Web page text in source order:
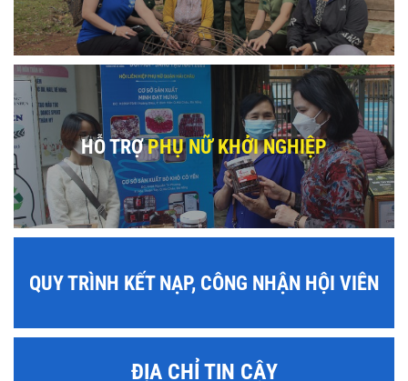
HỖ TRỢPHỤ NỮ KHỞI NGHIỆP
QUY TRÌNH KẾT NẠP, CÔNG NHẬN HỘI VIÊN
ĐỊA CHỈ TIN CẬY